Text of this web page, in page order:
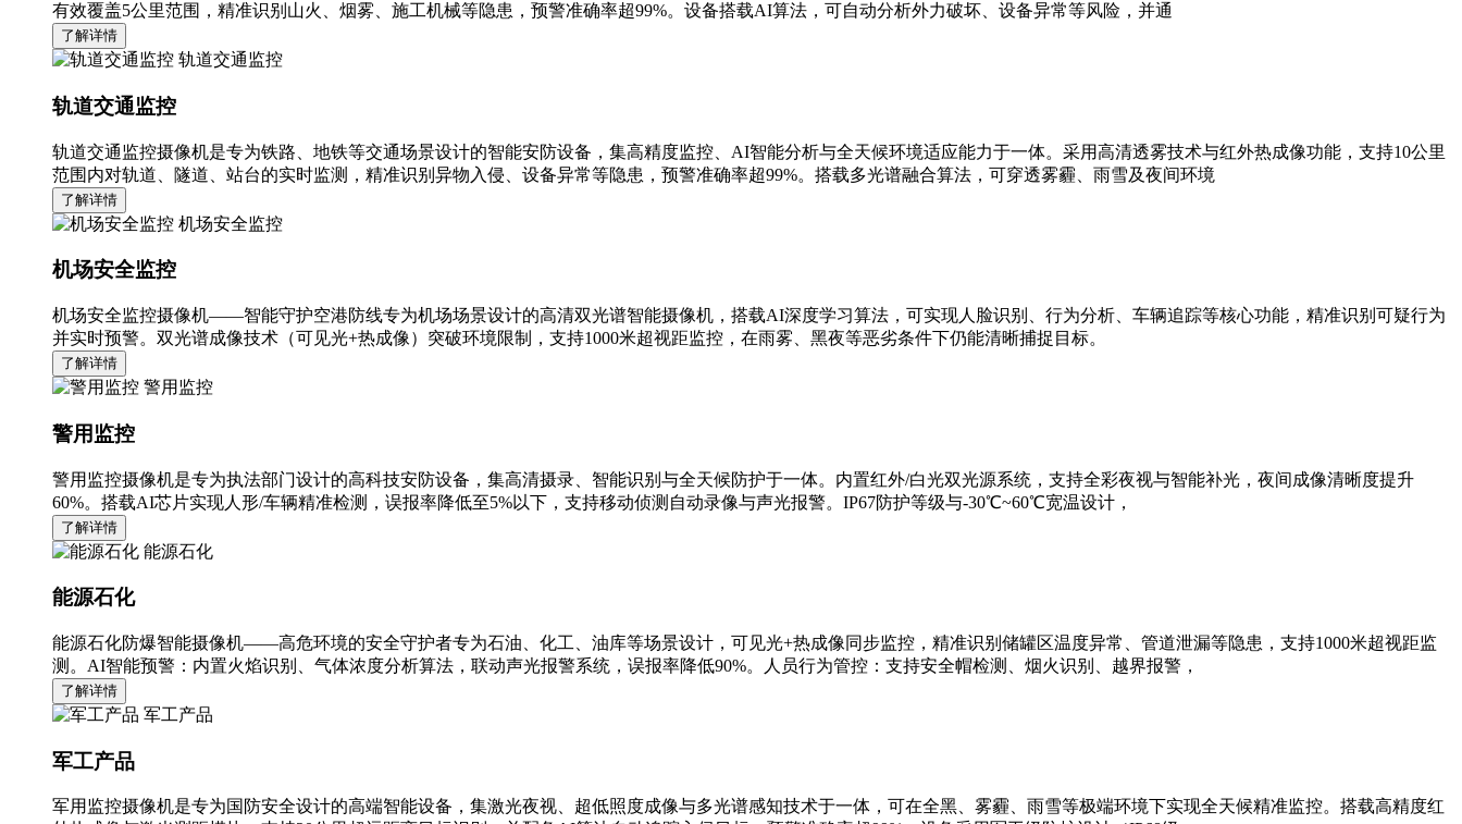
有效覆盖5公里范围，精准识别山火、烟雾、施工机械等隐患，预警准确率超99%。设备搭载AI算法，可自动分析外力破坏、设备异常等风险，并通
了解详情
轨道交通监控
轨道交通监控
轨道交通监控摄像机是专为铁路、地铁等交通场景设计的智能安防设备，集高精度监控、AI智能分析与全天候环境适应能力于一体。采用高清透雾技术与红外热成像功能，支持10公里
范围内对轨道、隧道、站台的实时监测，精准识别异物入侵、设备异常等隐患，预警准确率超99%。搭载多光谱融合算法，可穿透雾霾、雨雪及夜间环境
了解详情
机场安全监控
机场安全监控
机场安全监控摄像机——智能守护空港防线专为机场场景设计的高清双光谱智能摄像机，搭载AI深度学习算法，可实现人脸识别、行为分析、车辆追踪等核心功能，精准识别可疑行为
并实时预警。双光谱成像技术（可见光+热成像）突破环境限制，支持1000米超视距监控，在雨雾、黑夜等恶劣条件下仍能清晰捕捉目标。
了解详情
警用监控
警用监控
警用监控摄像机是专为执法部门设计的高科技安防设备，集高清摄录、智能识别与全天候防护于一体。内置红外/白光双光源系统，支持全彩夜视与智能补光，夜间成像清晰度提升
60%。搭载AI芯片实现人形/车辆精准检测，误报率降低至5%以下，支持移动侦测自动录像与声光报警。IP67防护等级与-30℃~60℃宽温设计，
了解详情
能源石化
能源石化
能源石化防爆智能摄像机——高危环境的安全守护者专为石油、化工、油库等场景设计，可见光+热成像同步监控，精准识别储罐区温度异常、管道泄漏等隐患，支持1000米超视距监
测。AI智能预警：内置火焰识别、气体浓度分析算法，联动声光报警系统，误报率降低90%。人员行为管控：支持安全帽检测、烟火识别、越界报警，
了解详情
军工产品
军工产品
军用监控摄像机是专为国防安全设计的高端智能设备，集激光夜视、超低照度成像与多光谱感知技术于一体，可在全黑、雾霾、雨雪等极端环境下实现全天候精准监控。搭载高精度红